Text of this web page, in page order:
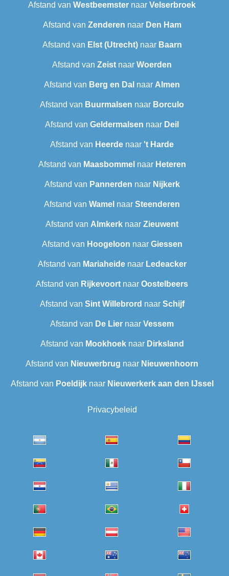
Afstand van Westbeemster naar Velserbroek
Afstand van Zenderen naar Den Ham
Afstand van Elst (Utrecht)naar Baarn
Afstand van Zeist naar Woerden
Afstand van Berg en Dal naar Almen
Afstand van Buurmalsen naar Borculo
Afstand van Geldermalsen naar Deil
Afstand van Heerde naar 't Harde
Afstand van Maasbommel naar Heteren
Afstand van Pannerden naar Nijkerk
Afstand van Wamel naar Steenderen
Afstand van Almkerk naar Zieuwent
Afstand van Hoogeloon naar Giessen
Afstand van Mariaheidenaar Ledeacker
Afstand van Rijkevoort naar Oostelbeers
Afstand van Sint Willebrord naar Schijf
Afstand van De Lier naar Vessem
Afstand van Mookhoeknaar Dirksland
Afstand van Nieuwerbrug naar Nieuwenhoorn
Afstand van Poeldijknaar Nieuwerkerk aan den IJssel
Privacybeleid